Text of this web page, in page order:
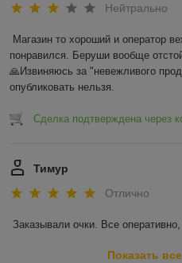
Нейтрально
Магазин то хороший и оператор
понравился. Беруши вообще
🙏Извиняюсь за "невежливого
опубликовать нельзя.
Сделка подтверждена через
Тимур
Отлично
Заказывали очки. Все оперативно,
Показать